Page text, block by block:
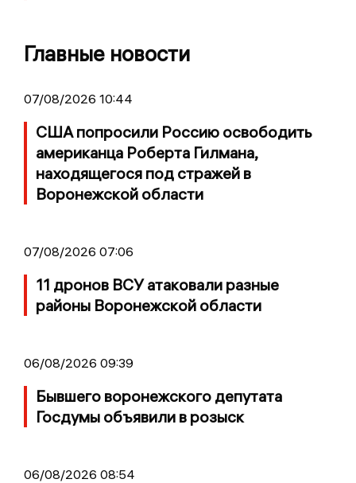
Главные новости
07/08/2026 10:44
США попросили Россию освободить
американца Роберта Гилмана,
находящегося под стражей в
Воронежской области
07/08/2026 07:06
11 дронов ВСУ атаковали разные
районы Воронежской области
06/08/2026 09:39
Бывшего воронежского депутата
Госдумы объявили в розыск
06/08/2026 08:54